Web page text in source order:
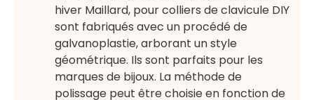
hiver Maillard, pour colliers de clavicule DIY
sont fabriqués avec un procédé de
galvanoplastie, arborant un style
géométrique. Ils sont parfaits pour les
marques de bijoux. La méthode de
polissage peut être choisie en fonction de